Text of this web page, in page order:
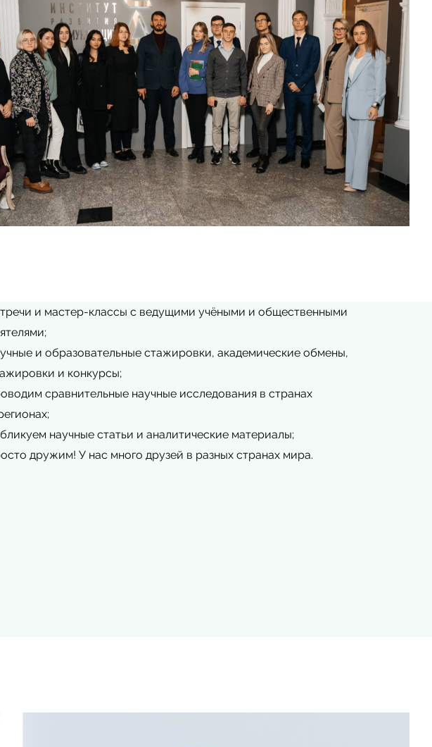
и мастер-классы с ведущими учёными и общественными
и образовательные стажировки, академические обмены,
и конкурсы;
сравнительные научные исследования в странах
научные статьи и аналитические материалы;
дружим! У нас много друзей в разных странах мира.